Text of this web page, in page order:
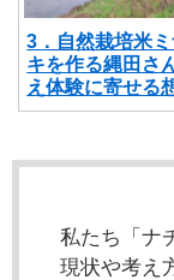
3．自然栽培米
キを作る縄田さ
え体験に寄せる
私たち「ナ
現状や考え